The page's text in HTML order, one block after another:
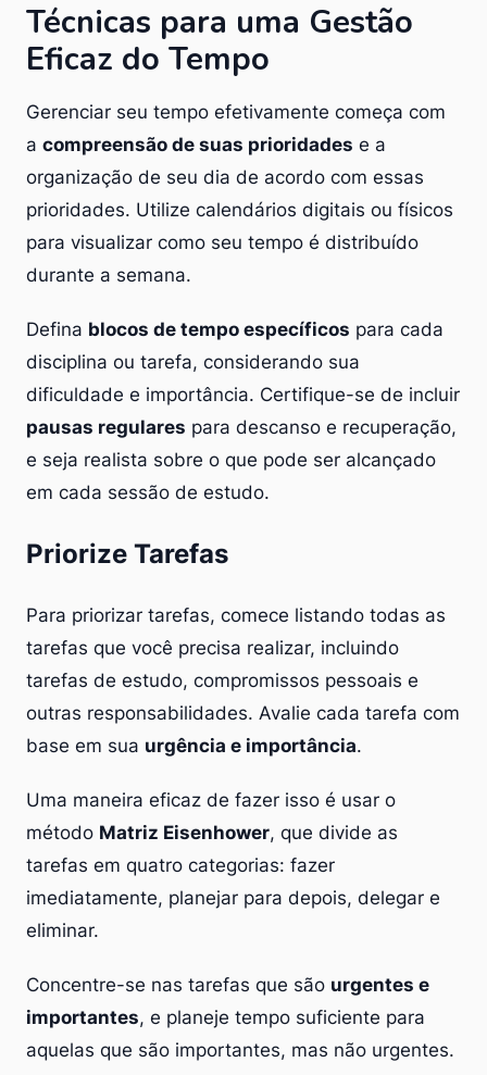
Técnicas para uma Gestão
Eficaz do Tempo
Gerenciar seu tempo efetivamente começa com
a compreensão de suas prioridades e a
organização de seu dia de acordo com essas
prioridades. Utilize calendários digitais ou físicos
para visualizar como seu tempo é distribuído
durante a semana.
Defina blocos de tempo específicos para cada
disciplina ou tarefa, considerando sua
dificuldade e importância. Certifique-se de incluir
pausas regulares para descanso e recuperação,
e seja realista sobre o que pode ser alcançado
em cada sessão de estudo.
Priorize Tarefas
Para priorizar tarefas, comece listando todas as
tarefas que você precisa realizar, incluindo
tarefas de estudo, compromissos pessoais e
outras responsabilidades. Avalie cada tarefa com
base em sua urgência e importância.
Uma maneira eficaz de fazer isso é usar o
método Matriz Eisenhower, que divide as
tarefas em quatro categorias: fazer
imediatamente, planejar para depois, delegar e
eliminar.
Concentre-se nas tarefas que são urgentes e
importantes, e planeje tempo suficiente para
aquelas que são importantes, mas não urgentes.